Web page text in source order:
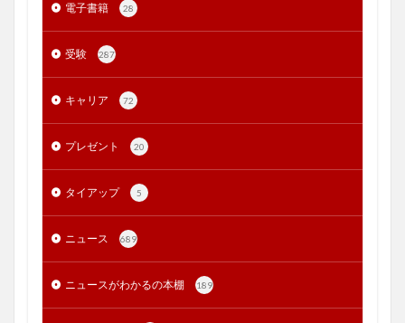
電子書籍 28
受験 287
キャリア 72
プレゼント 20
タイアップ 5
ニュース 689
ニュースがわかるの本棚 189